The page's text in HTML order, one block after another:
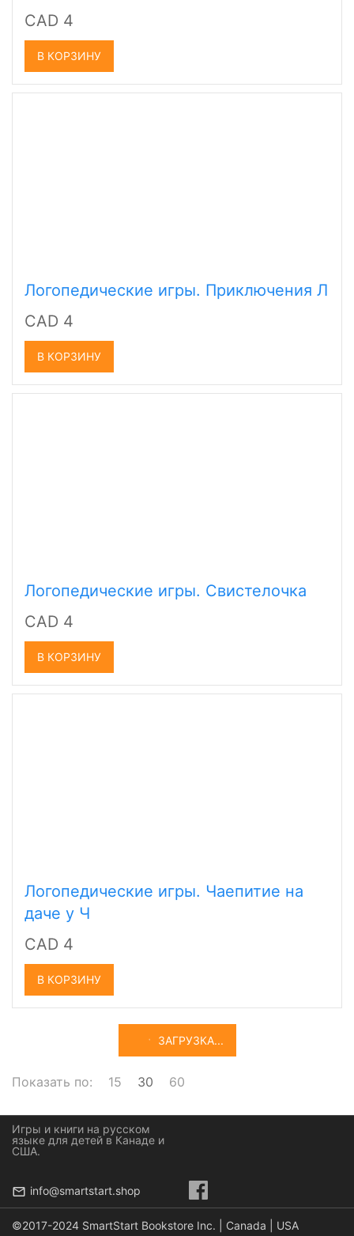
CAD 4
В КОРЗИНУ
Логопедические игры. Приключения Л
CAD 4
В КОРЗИНУ
Логопедические игры. Свистелочка
CAD 4
В КОРЗИНУ
Логопедические игры. Чаепитие на
даче у Ч
CAD 4
В КОРЗИНУ
ЗАГРУЗКА...
Показать по: 15 30 60
Игры и книги на русском
языке для детей в Канаде и
США.
info@smartstart.shop
©2017-2024 SmartStart Bookstore Inc. | Canada | USA